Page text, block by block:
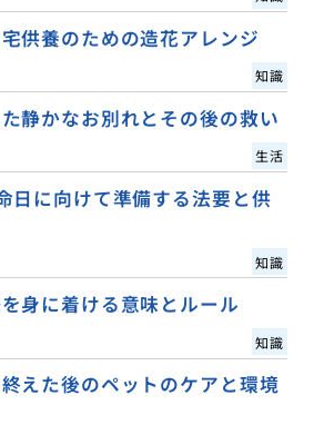
供養のための造花アレンジ
知識
静かなお別れとその後の救い
生活
日に向けて準備する法要と供
知識
身に着ける意味とルール
知識
えた後のペットのケアと環境